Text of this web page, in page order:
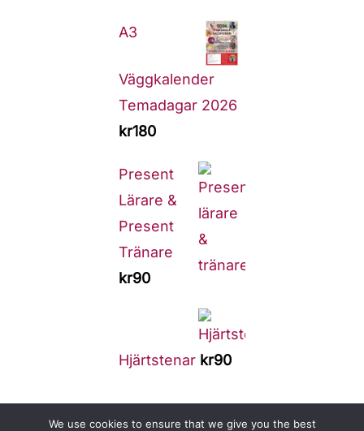
A3
Väggkalender
Temadagar 2026
kr180
Present
Lärare &
Present
Tränare
kr90
Hjärtstenar kr90
We use cookies to ensure that we give you the best